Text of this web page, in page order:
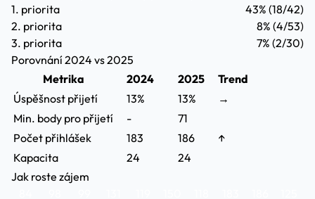
1. priorita
43% (18/42)
2. priorita
8% (4/53)
3. priorita
7% (2/30)
Porovnání 2024 vs 2025
Metrika
2024 2025
Trend
Úspěšnost přijetí
13% 13%
→
Min. body pro přijetí
-
71
Počet přihlášek
183 186
↑
Kapacita
24
24
Jak roste zájem